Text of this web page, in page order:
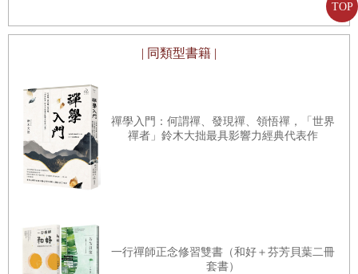
TOP
裡，恨不得以身代受。術後，郭太太愛子心切，用刮痧板為
家穎足足刮了三十分鐘的小腸經。說來不可思議，第二天孩
難。
郭醫師是泌尿科權威，自我警覺性很高，發現自己身上攝護
腺特殊抗原指數異常，透過攝護腺切片檢查，確認自己罹患
「攝護腺癌」；這種進行緩慢、且預後較好的癌症，對他來
治手術，術後傷口疼痛極微，術後的復原又很迅捷。儘管看
病、開會、做研究、指導後進，已經占據郭醫師大部分時
| 同類型書籍 |
禪學入門：何謂禪、發現禪、領悟禪，「世界
禪者」鈴木大拙最具影響力經典代表作
一行禪師正念修習雙書（和好＋芬芳貝葉二冊
套書）